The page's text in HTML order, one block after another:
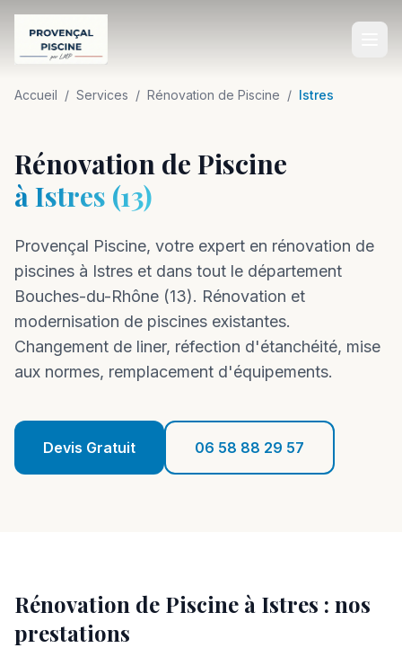
Accueil
Construction de Piscine
Rénovation de Piscine
Entretien de Piscine
Équipements de Piscine
Aménagement Extérieur
Dépannage Piscine
Blog
Devis Gratuit
Accueil / Services / Rénovation de Piscine / Istres
Rénovation de Piscine
àIstres (13)
Provençal Piscine, votre expert en rénovation de
piscines à Istres et dans tout le département
Bouches-du-Rhône (13). Rénovation et
modernisation de piscines existantes.
Changement de liner, réfection d'étanchéité, mise
aux normes, remplacement d'équipements.
Devis Gratuit 06 58 88 29 57
Rénovation de Piscine à Istres : nos
prestations